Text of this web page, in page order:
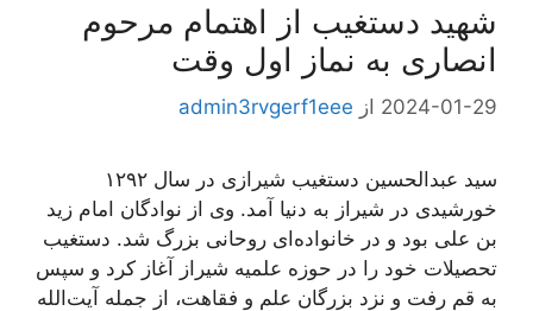
شهید دستغیب از اهتمام مرحوم
انصاری به نماز اول وقت
2024-01-29 از admin3rvgerf1eee
سید عبدالحسین دستغیب شیرازی در سال ۱۲۹۲
خورشیدی در شیراز به دنیا آمد. وی از نوادگان امام زید
بن علی بود و در خانواده‌ای روحانی بزرگ شد. دستغیب
تحصیلات خود را در حوزه علمیه شیراز آغاز کرد و سپس
به قم رفت و نزد بزرگان علم و فقاهت، از جمله آیت‌الله